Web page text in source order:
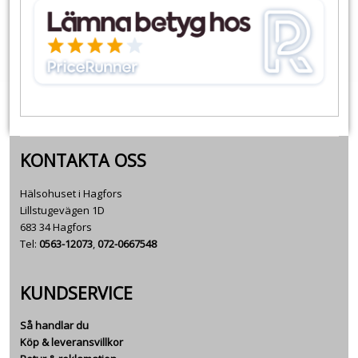
KONTAKTA OSS
Hälsohuset i Hagfors
Lillstugevägen 1D
683 34 Hagfors
Tel: 0563-12073,072-0667548
KUNDSERVICE
Så handlar du
Köp & leveransvillkor